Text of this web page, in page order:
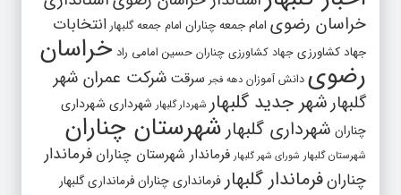
خراسان رضوی امام جمعه چناران امام جمعه گلبهار انتخابات
جهاد کشاورزی جهاد کشاورزی چناران حسین امامی راد خراسان
رضوی دانش آموزان دهه فجر سرقت شرکت عمران شهر
گلبهارشهر جدید گلبهار شهردار گلبهار شهرداری شهرداری
چناران شهرداری گلبهار شهرستان چناران
شهرستان گلبهار شورای شهر گلبهار فرماندار شهرستان چناران فرماندار
چنارانفرماندار گلبهار فرمانداری چنارانفرمانداری گلبهار